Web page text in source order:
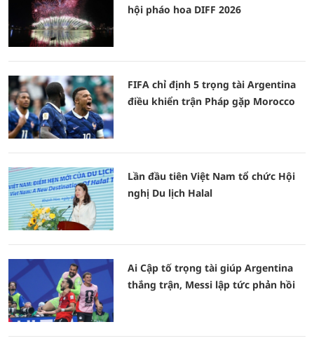
hội pháo hoa DIFF 2026
FIFA chỉ định 5 trọng tài Argentina
điều khiển trận Pháp gặp Morocco
Lần đầu tiên Việt Nam tổ chức Hội
nghị Du lịch Halal
Ai Cập tố trọng tài giúp Argentina
thắng trận, Messi lập tức phản hồi